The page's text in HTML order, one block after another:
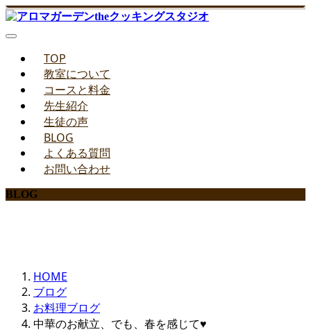
TOP
教室について
コースと料金
先生紹介
生徒の声
BLOG
よくある質問
お問い合わせ
BLOG
HOME
ブログ
お料理ブログ
中華のお献立、でも、春を感じて♥